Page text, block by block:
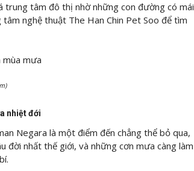
trung tâm đô thị nhờ những con đường có mái
nghệ thuật The Han Chin Pet Soo để tìm
nhiệt đới
Negara là một điểm đến chẳng thể bỏ qua,
đời nhất thế giới, và những cơn mưa càng làm